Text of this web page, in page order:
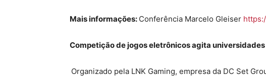
Mais informações: Conferência Marcelo Gleiser
Competição de jogos eletrônicos agita universidades
Organizado pela LNK Gaming, empresa da DC Set